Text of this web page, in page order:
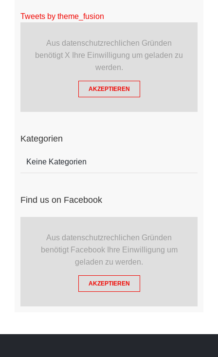
Tweets by theme_fusion
Aus datenschutzrechlichen Gründen
benötigt X Ihre Einwilligung um geladen zu
werden.
AKZEPTIEREN
Kategorien
Keine Kategorien
Find us on Facebook
Aus datenschutzrechlichen Gründen
benötigt Facebook Ihre Einwilligung um
geladen zu werden.
AKZEPTIEREN